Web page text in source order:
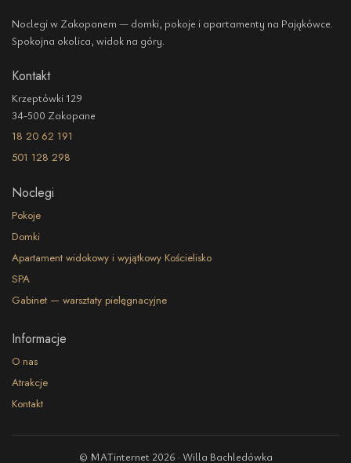
Noclegi w Zakopanem — domki, pokoje i apartamenty na Pająkówce.
Spokojna okolica, widok na góry.
Kontakt
Krzeptówki 129
34-500 Zakopane
18 20 62 191
501 128 298
Noclegi
Pokoje
Domki
Apartament widokowy i wyjątkowy Kościelisko
SPA
Gabinet — warsztaty pielęgnacyjne
Informacje
O nas
Atrakcje
Kontakt
© MATinternet 2026 · Willa Bachledówka